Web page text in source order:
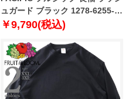
ュガード ブラック 1278-6255-2
3L 4L 5L 6L 8L
￥9,790(税込)